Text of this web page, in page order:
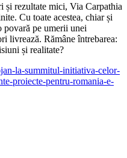
și rezultate mici, Via Carpathia
Cu toate acestea, chiar și
povară pe umerii unei
livrează. Rămâne întrebarea:
și realitate?
la-summitul-initiativa-celor-
proiecte-pentru-romania-e-